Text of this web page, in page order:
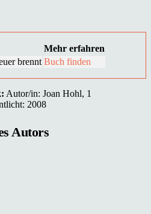
Mehr erfahren
brennt Buch finden
Autor/in: Joan Hohl, 1
2008
Autors